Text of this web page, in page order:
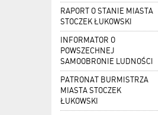
RAPORT O STANIE MIASTA
STOCZEK ŁUKOWSKI
INFORMATOR O
POWSZECHNEJ
SAMOOBRONIE LUDNOŚCI
PATRONAT BURMISTRZA
MIASTA STOCZEK
ŁUKOWSKI